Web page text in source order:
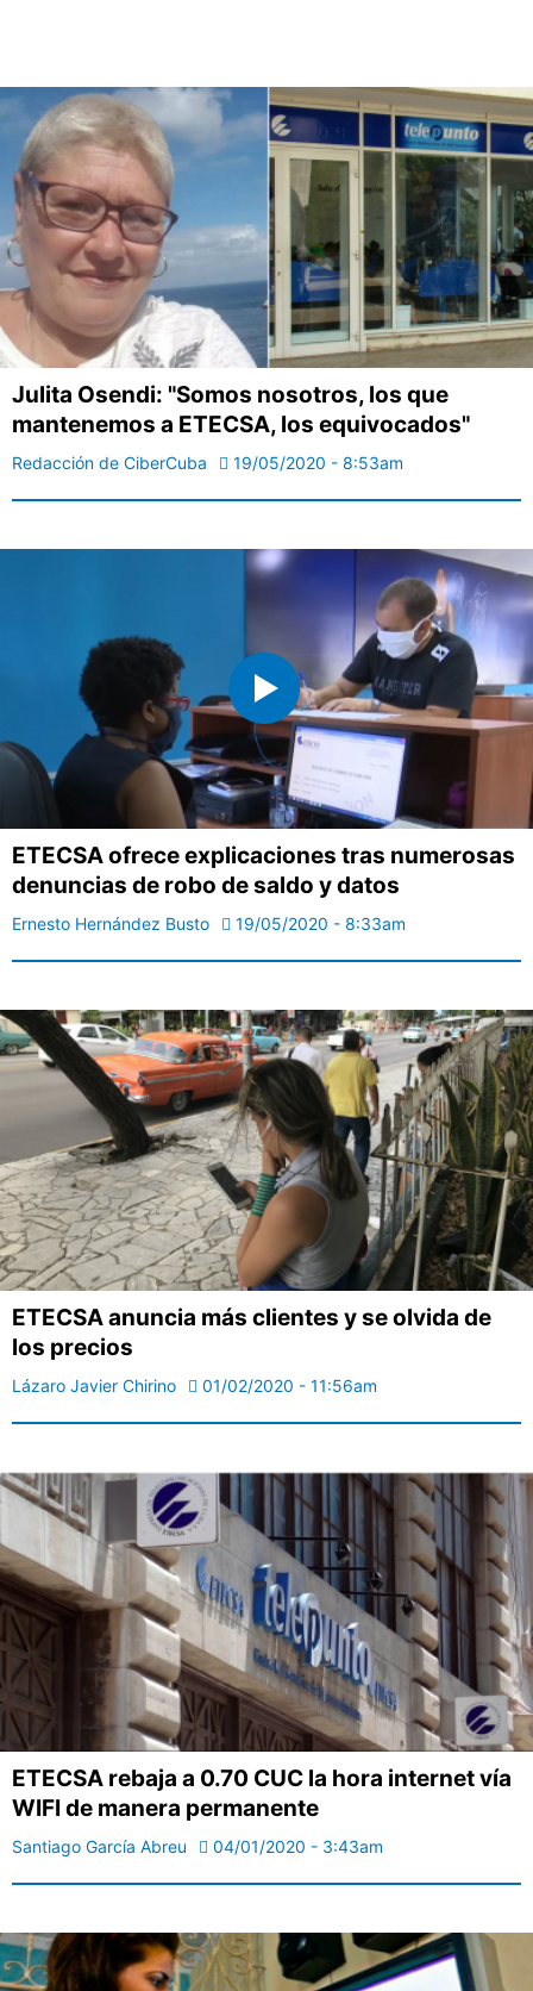
Julita Osendi: "Somos nosotros, los que
mantenemos a ETECSA, los equivocados"
Redacción de CiberCuba 19/05/2020 - 8:53am
ETECSA ofrece explicaciones tras numerosas
denuncias de robo de saldo y datos
Ernesto Hernández Busto 19/05/2020 - 8:33am
ETECSA anuncia más clientes y se olvida de
los precios
Lázaro Javier Chirino 01/02/2020 - 11:56am
ETECSA rebaja a 0.70 CUC la hora internet vía
WIFI de manera permanente
Santiago García Abreu 04/01/2020 - 3:43am